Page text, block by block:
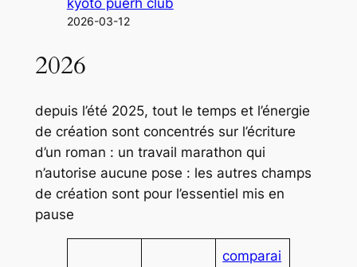
2026-03-12
2026
depuis l’été 2025, tout le temps et l’énergie
de création sont concentrés sur l’écriture
d’un roman : un travail marathon qui
n’autorise aucune pose : les autres champs
de création sont pour l’essentiel mis en
pause
comparai